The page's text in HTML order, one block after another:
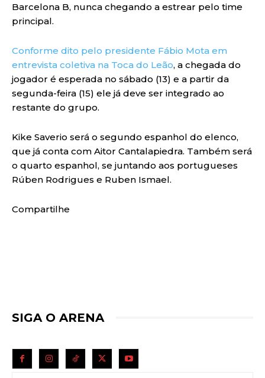
Barcelona B, nunca chegando a estrear pelo time
principal.
Conforme dito pelo presidente Fábio Mota em
entrevista coletiva na Toca do Leão, a chegada do
jogador é esperada no sábado (13) e a partir da
segunda-feira (15) ele já deve ser integrado ao
restante do grupo.
Kike Saverio será o segundo espanhol do elenco,
que já conta com Aitor Cantalapiedra. Também será
o quarto espanhol, se juntando aos portugueses
Rúben Rodrigues e Ruben Ismael.
Compartilhe
SIGA O ARENA